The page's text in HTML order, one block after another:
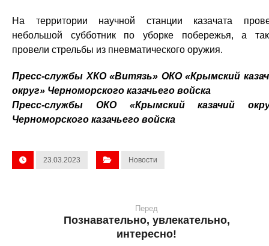
На территории научной станции казачата
небольшой субботник по уборке побережья, а
провели стрельбы из пневматического оружия.
Пресс-службы ХКО «Витязь» ОКО «Крымский
округ» Черноморского казачьего войска
Пресс-службы ОКО «Крымский казачий
Черноморского казачьего войска
23.03.2023 Новости
Перед
Познавательно, увлекательно,
интересно!